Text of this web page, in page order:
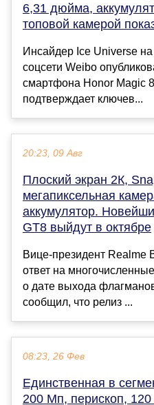
6,31 дюйма,
топовой камерой
Инcайдер Ice Universe на
соцсети Weibo
смартфона Honor Magic
подтверждает ключев...
20:23, 09 Авг
Плоский экран 2К,
мегапиксельная
аккумулятор.
GT8 выйдут в октябре
Вице-президент Realme
ответ на
о дате выхода
сообщил, что релиз ...
08:23, 26 Фев
Единственная в
200 Мп, перископ,